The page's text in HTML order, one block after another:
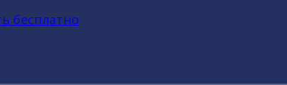
бесплатно